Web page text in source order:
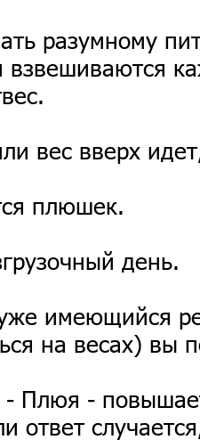
разумному
взвешиваются
вес вверх
плюшек.
день.
имеющийся
на весах) вы
- Плюя -
ответ